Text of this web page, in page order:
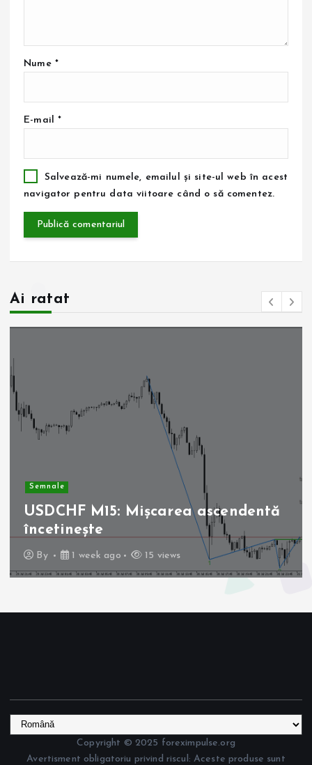
Nume *
E-mail*
Salvează-mi numele, emailul și site-ul web în acest
navigator pentru data viitoare când o să comentez.
Ai ratat
Semnale
USDCHF M15: Mișcarea ascendentă
încetinește
By 1 week ago 15 views
Copyright © 2025 foreximpulse.org
Avertisment obligatoriu privind riscul: Aceste produse sunt